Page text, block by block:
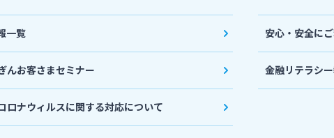
一覧
んお客さまセミナー
ロナウィルスに関する対応について
安心・安全に
金融リテラシ